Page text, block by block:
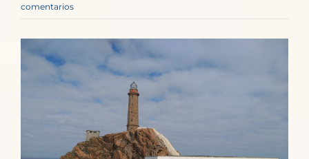
comentarios
Ver
imagen
grande